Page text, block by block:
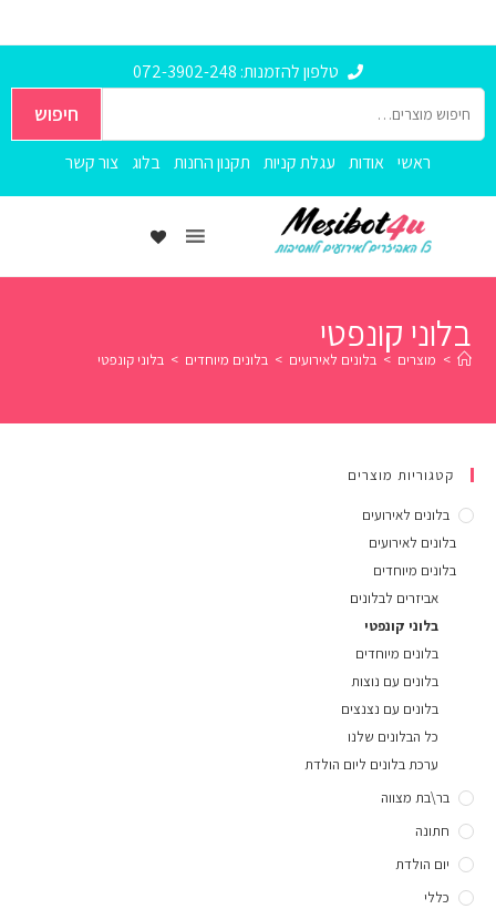
טלפון להזמנות: 072-3902-248
חיפוש
ראשי אודות עגלת קניות תקנון החנות בלוג צור קשר
בלוני קונפטי
> מוצרים > בלונים לאירועים > בלונים מיוחדים > בלוני קונפטי
קטגוריות מוצרים
בלונים לאירועים
בלונים לאירועים
בלונים מיוחדים
אביזרים לבלונים
בלוני קונפטי
בלונים מיוחדים
בלונים עם נוצות
בלונים עם נצנצים
כל הבלונים שלנו
ערכת בלונים ליום הולדת
בר\בת מצווה
חתונה
יום הולדת
כללי